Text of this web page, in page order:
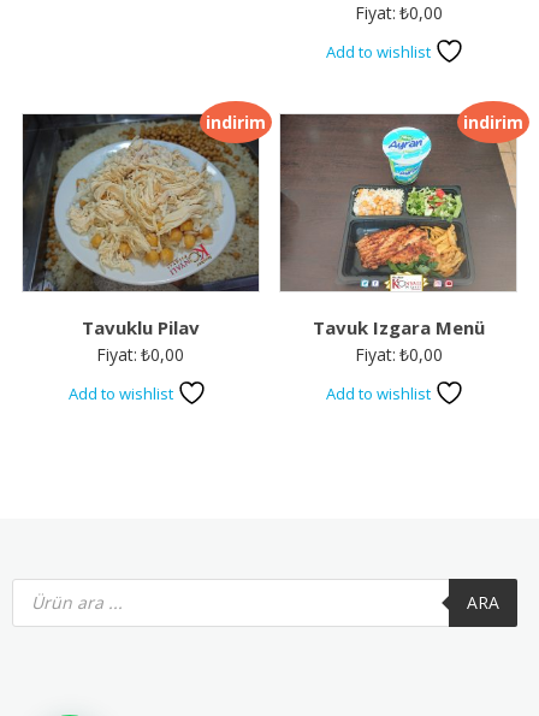
Fiyat: ₺0,00
Add to wishlist
indirim
Tavuklu Pilav
Fiyat: ₺0,00
Add to wishlist
indirim
Tavuk Izgara Menü
Fiyat: ₺0,00
Add to wishlist
Products
search ARA